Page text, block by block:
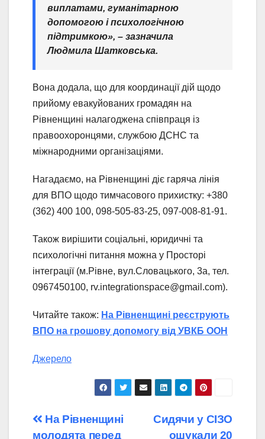
виплатами, гуманітарною
допомогою і психологічною
підтримкою», – зазначила
Людмила Шатковська.
Вона додала, що для координації дій щодо
прийому евакуйованих громадян на
Рівненщині налагоджена співпраця із
правоохоронцями, службою ДСНС та
міжнародними організаціями.
Нагадаємо, на Рівненщині діє гаряча лінія
для ВПО щодо тимчасового прихистку: +380
(362) 400 100, 098-505-83-25, 097-008-81-91.
Також вирішити соціальні, юридичні та
психологічні питання можна у Просторі
інтеграції (м.Рівне, вул.Словацького, 3а, тел.
0967450100, rv.integrationspace@gmail.com).
Читайте також: На Рівненщині реєструють
ВПО на грошову допомогу від УВКБ ООН
Джерело
Навігація
Сидячи у СІЗО
ошукали 20
На Рівненщині
молодята перед